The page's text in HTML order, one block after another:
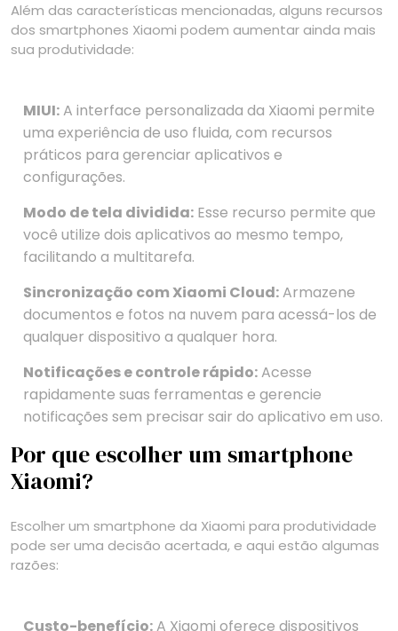
Além das características mencionadas, alguns recursos
dos smartphones Xiaomi podem aumentar ainda mais
sua produtividade:
MIUI:A interface personalizada da Xiaomi permite
uma experiência de uso fluida, com recursos
práticos para gerenciar aplicativos e
configurações.
Modo de tela dividida: Esse recurso permite que
você utilize dois aplicativos ao mesmo tempo,
facilitando a multitarefa.
Sincronização com Xiaomi Cloud:Armazene
documentos e fotos na nuvem para acessá-los de
qualquer dispositivo a qualquer hora.
Notificações e controle rápido:Acesse
rapidamente suas ferramentas e gerencie
notificações sem precisar sair do aplicativo em uso.
Por que escolher um smartphone
Xiaomi?
Escolher um smartphone da Xiaomi para produtividade
pode ser uma decisão acertada, e aqui estão algumas
razões:
Custo-benefício:A Xiaomi oferece dispositivos